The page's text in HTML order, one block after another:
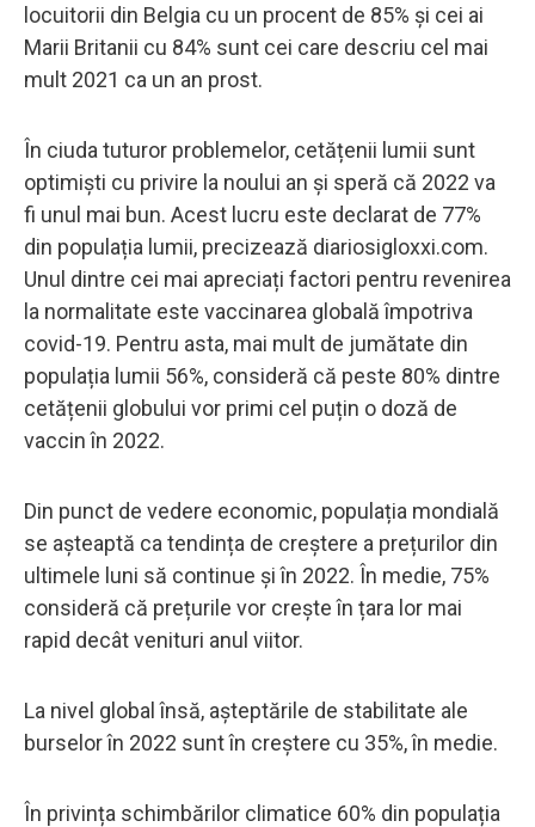
locuitorii din Belgia cu un procent de 85% și cei ai
Marii Britanii cu 84% sunt cei care descriu cel mai
mult 2021 ca un an prost.
În ciuda tuturor problemelor, cetățenii lumii sunt
optimiști cu privire la noului an și speră că 2022 va
fi unul mai bun. Acest lucru este declarat de 77%
din populația lumii, precizează diariosigloxxi.com.
Unul dintre cei mai apreciați factori pentru revenirea
la normalitate este vaccinarea globală împotriva
covid-19. Pentru asta, mai mult de jumătate din
populația lumii 56%, consideră că peste 80% dintre
cetățenii globului vor primi cel puțin o doză de
vaccin în 2022.
Din punct de vedere economic, populația mondială
se așteaptă ca tendința de creștere a prețurilor din
ultimele luni să continue și în 2022. În medie, 75%
consideră că prețurile vor crește în țara lor mai
rapid decât venituri anul viitor.
La nivel global însă, așteptările de stabilitate ale
burselor în 2022 sunt în creștere cu 35%, în medie.
În privința schimbărilor climatice 60% din populația